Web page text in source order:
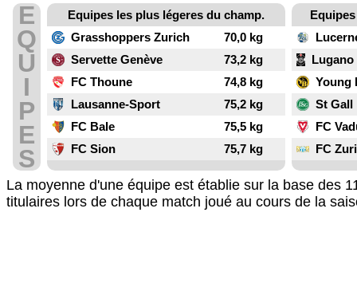
E
Q
U
I
P
E
S
Equipes les plus légeres du champ.
Grasshoppers Zurich
70,0 kg
Servette Genève
73,2 kg
FC Thoune
74,8 kg
Lausanne-Sport
75,2 kg
FC Bale
75,5 kg
FC Sion
75,7 kg
Lugano
Young
St Gall
FC
FC
La moyenne d'une équipe est établie sur la base des
titulaires lors de chaque match joué au cours de la